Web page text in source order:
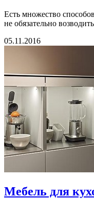
Есть множество
не обязательно
05.11.2016
Мебель для